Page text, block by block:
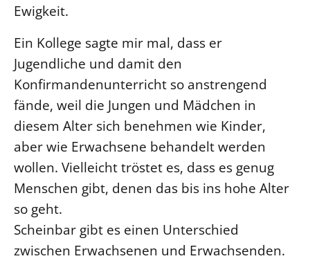
Ewigkeit.
Ein Kollege sagte mir mal, dass er
Jugendliche und damit den
Konfirmandenunterricht so anstrengend
fände, weil die Jungen und Mädchen in
diesem Alter sich benehmen wie Kinder,
aber wie Erwachsene behandelt werden
wollen. Vielleicht tröstet es, dass es genug
Menschen gibt, denen das bis ins hohe Alter
so geht.
Scheinbar gibt es einen Unterschied
zwischen Erwachsenen und Erwachsenden.
MITARBEIT
Ehrenamt
Beruf
Freie Stellen
BIBLIOTHEK & ARCHIV
SERVICE
Älterwerden im Pfarrberuf
Beteiligungsverfahren
Beschwerdestellen
Ephoralbüro